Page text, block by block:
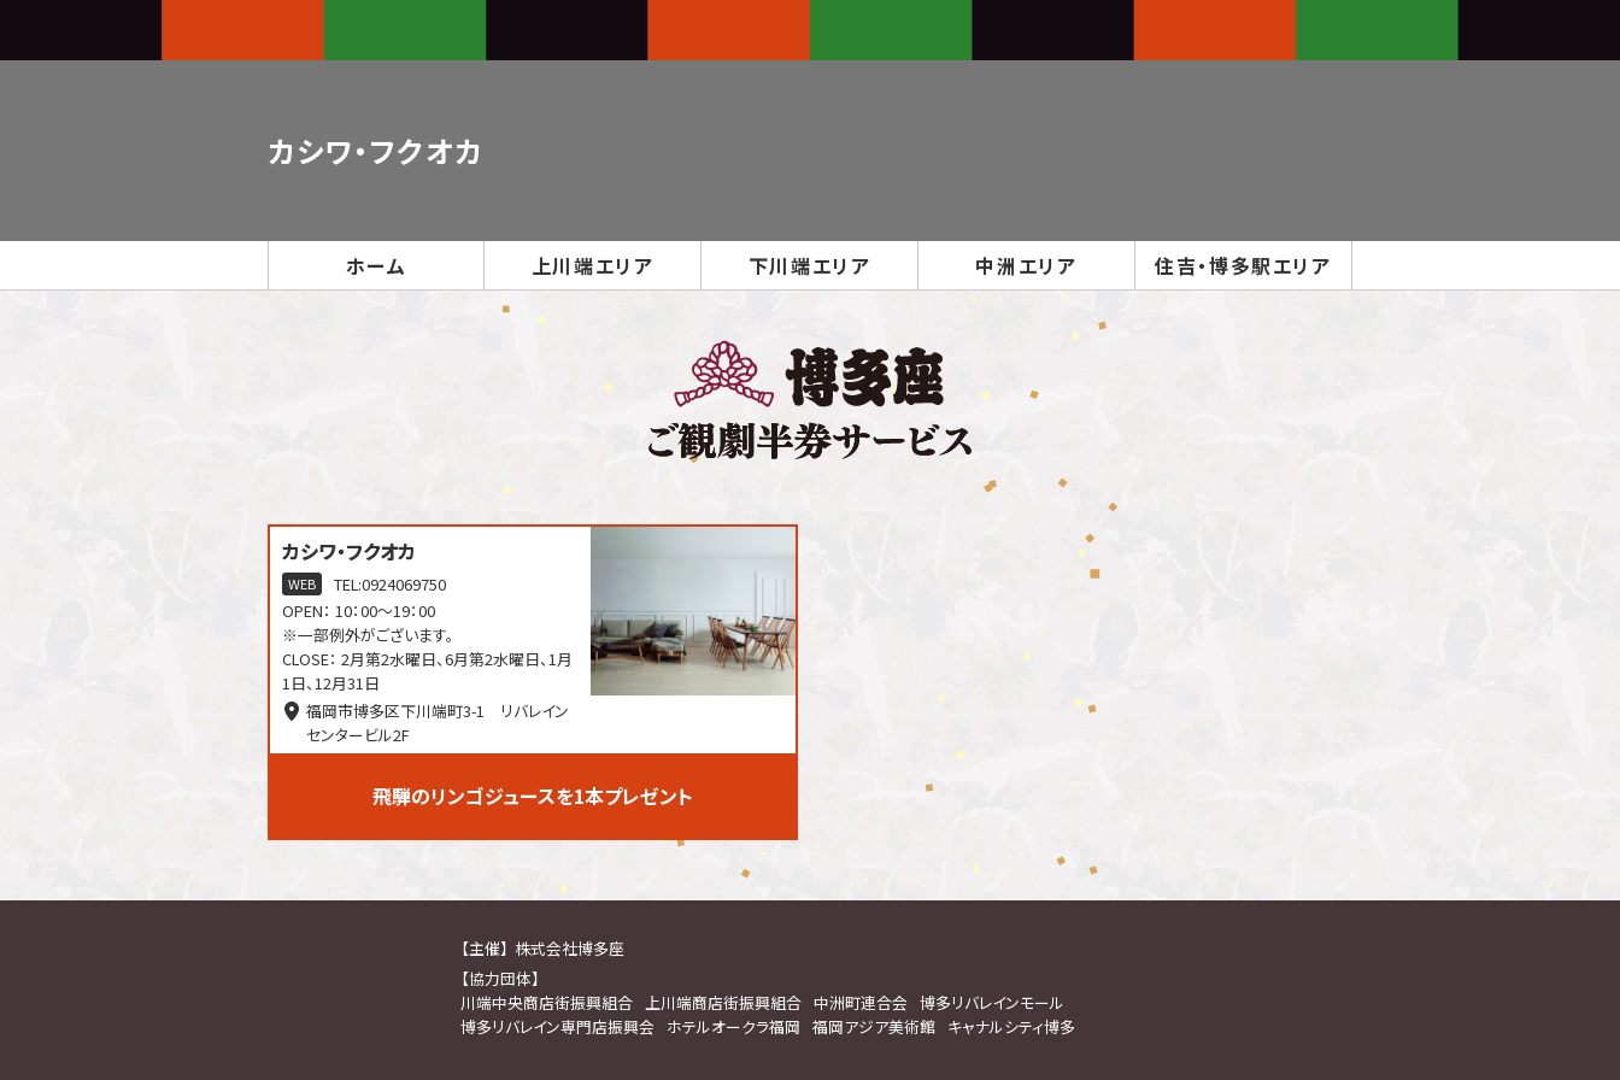
カシワ・フクオカ
ホーム 上川端エリア 下川端エリア 中洲 エリア 住吉・博多駅エリア
カシワ・フクオカ
WEB TEL:0924069750
OPEN： 10：00～19：00
※一部例外がございます。
CLOSE： 2月第2水曜日、6月第2水曜日、1月
1日、12月31日
福岡市博多区下川端町3-1 リバレイン
センタービル2F
飛騨のリンゴジュースを1本プレゼント
【主催】 株式会社博多座
【協力団体】
川端中央商店街振興組合 上川端商店街振興組合 中洲町連合会 博多リバレインモール
博多リバレイン専門店振興会
ホテルオークラ福岡 福岡アジア美術館 キャナルシティ博多